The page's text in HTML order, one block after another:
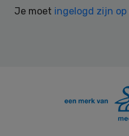
Je moet ingelogd zijn op